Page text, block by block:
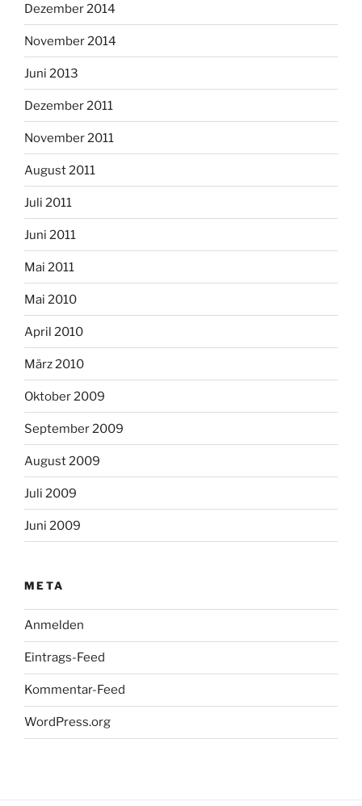
Dezember 2014
November 2014
Juni 2013
Dezember 2011
November 2011
August 2011
Juli 2011
Juni 2011
Mai 2011
Mai 2010
April 2010
März 2010
Oktober 2009
September 2009
August 2009
Juli 2009
Juni 2009
META
Anmelden
Eintrags-Feed
Kommentar-Feed
WordPress.org